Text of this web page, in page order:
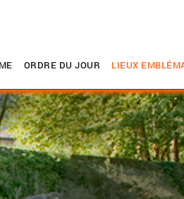
ORDRE DU JOUR LIEUX